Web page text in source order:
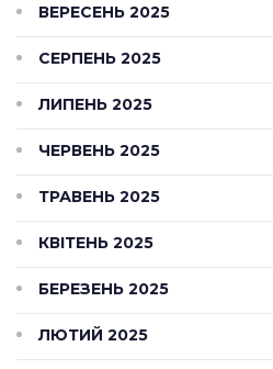
ВЕРЕСЕНЬ 2025
СЕРПЕНЬ 2025
ЛИПЕНЬ 2025
ЧЕРВЕНЬ 2025
ТРАВЕНЬ 2025
КВІТЕНЬ 2025
БЕРЕЗЕНЬ 2025
ЛЮТИЙ 2025